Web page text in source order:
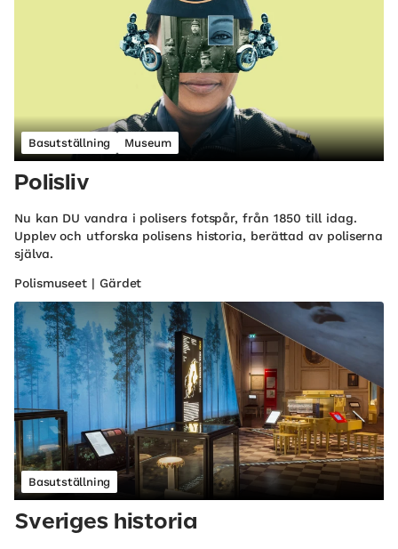
Basutställning Museum
Polisliv
Nu kan DU vandra i polisers fotspår, från 1850 till idag.
Upplev och utforska polisens historia, berättad av poliserna
själva.
Polismuseet | Gärdet
Basutställning
Sveriges historia